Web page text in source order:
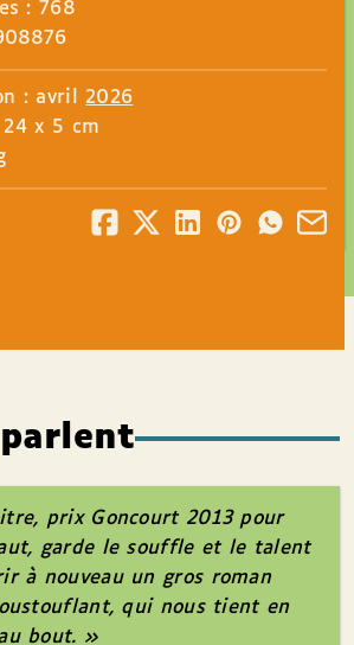
: 768
: avril 2026
x 5 cm
prix Goncourt 2013 pour
garde le souffle et le talent
à nouveau un gros roman
qui nous tient en
bout. »